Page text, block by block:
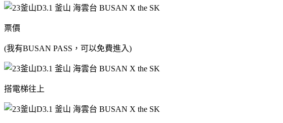
票價
(我有BUSAN PASS，可以免費進入)
搭電梯往上